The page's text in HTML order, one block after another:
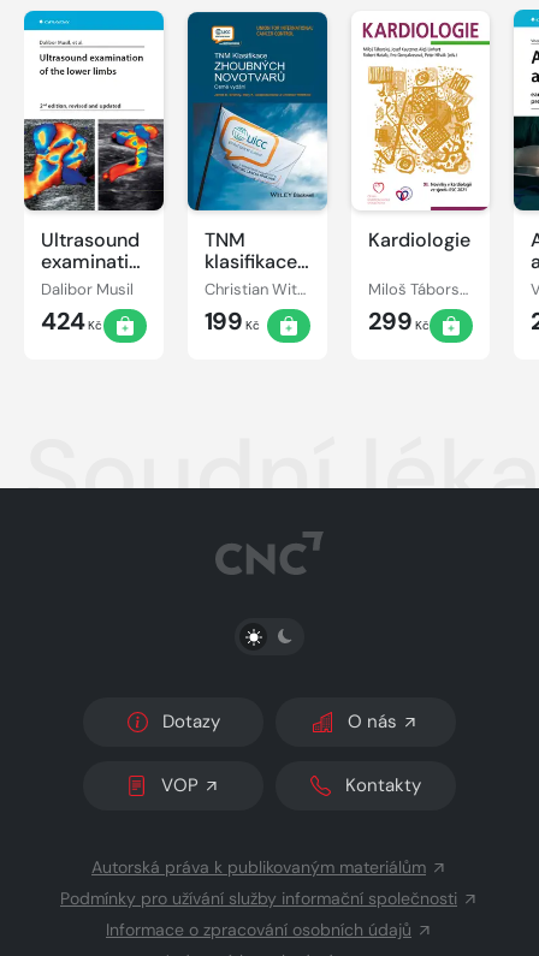
Ultrasound
examination
of the
lower limbs
Dalibor Musil
424Kč
TNM
klasifikace
zhoubných
novotvarů
Christian Wittekind, James D. Brierley, Mary K. Gospodarowicz
199 Kč
Kardiologie
Miloš Táborský, Josef Kautzner, Aleš Linhart
299 Kč
Soudní
PŘEPNOUT SVĚTLÝ/TMAVÝ REŽIM
Dotazy O nás
VOP Kontakty
Autorská práva k publikovaným materiálům
Podmínky pro užívání služby informační společnosti
Informace o zpracování osobních údajů